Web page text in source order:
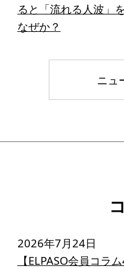
ると「流れる人波」
なぜか？
ニュ
2026年7月24日
【ELPASO会員コラ